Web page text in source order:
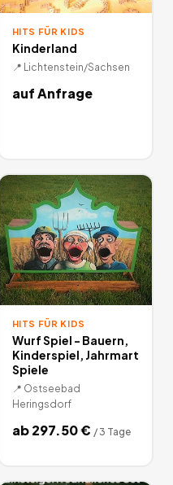
HITS FÜR KIDS
Kinderland
📍 Lichtenstein/Sachsen
auf Anfrage
HITS FÜR KIDS
Wurf Spiel - Bauern,
Kinderspiel, Jahrmart
Spiele
📍 Ostseebad
Heringsdorf
ab297.50€ / 3 Tage